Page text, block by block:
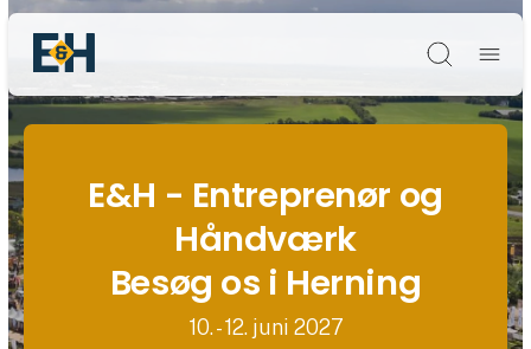
Søg
E&H - Entreprenør og
Håndværk
Besøg os i Herning
10. - 12. juni 2027